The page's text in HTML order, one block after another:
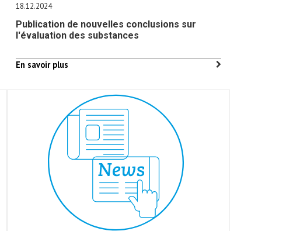
18.12.2024
Publication de nouvelles conclusions sur
l'évaluation des substances
En savoir plus